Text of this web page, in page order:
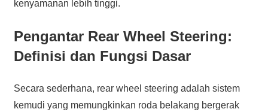
kenyamanan lebih tinggi.
Pengantar Rear Wheel Steering:
Definisi dan Fungsi Dasar
Secara sederhana, rear wheel steering adalah sistem
kemudi yang memungkinkan roda belakang bergerak